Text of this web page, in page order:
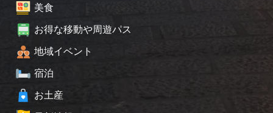
美食
お得な移動や周遊パス
地域イベント
宿泊
お土産